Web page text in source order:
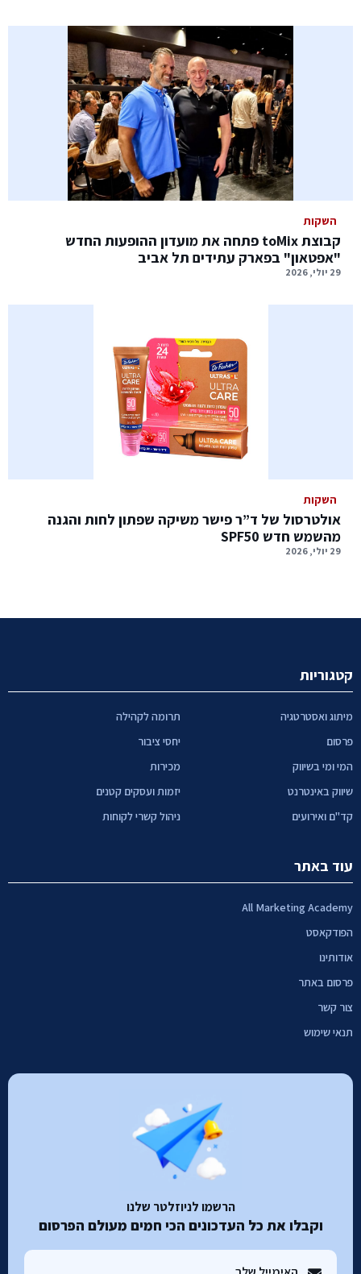
השקות
קבוצת toMix פתחה את מועדון ההופעות החדש
"אפטאון" בפארק עתידים תל אביב
29 יולי, 2026
השקות
אולטרסול של ד”ר פישר משיקה שפתון לחות והגנה
מהשמש חדש SPF50
29 יולי, 2026
קטגוריות
מיתוג ואסטרטגיה
פרסום
המי ומי בשיווק
שיווק באינטרנט
קד"ם ואירועים
תרומה לקהילה
יחסי ציבור
מכירות
יזמות ועסקים קטנים
ניהול קשרי לקוחות
עוד באתר
All Marketing Academy
הפודקאסט
אודותינו
פרסום באתר
צור קשר
תנאי שימוש
הרשמו לניוזלטר שלנו
וקבלו את כל העדכונים הכי חמים מעולם הפרסום